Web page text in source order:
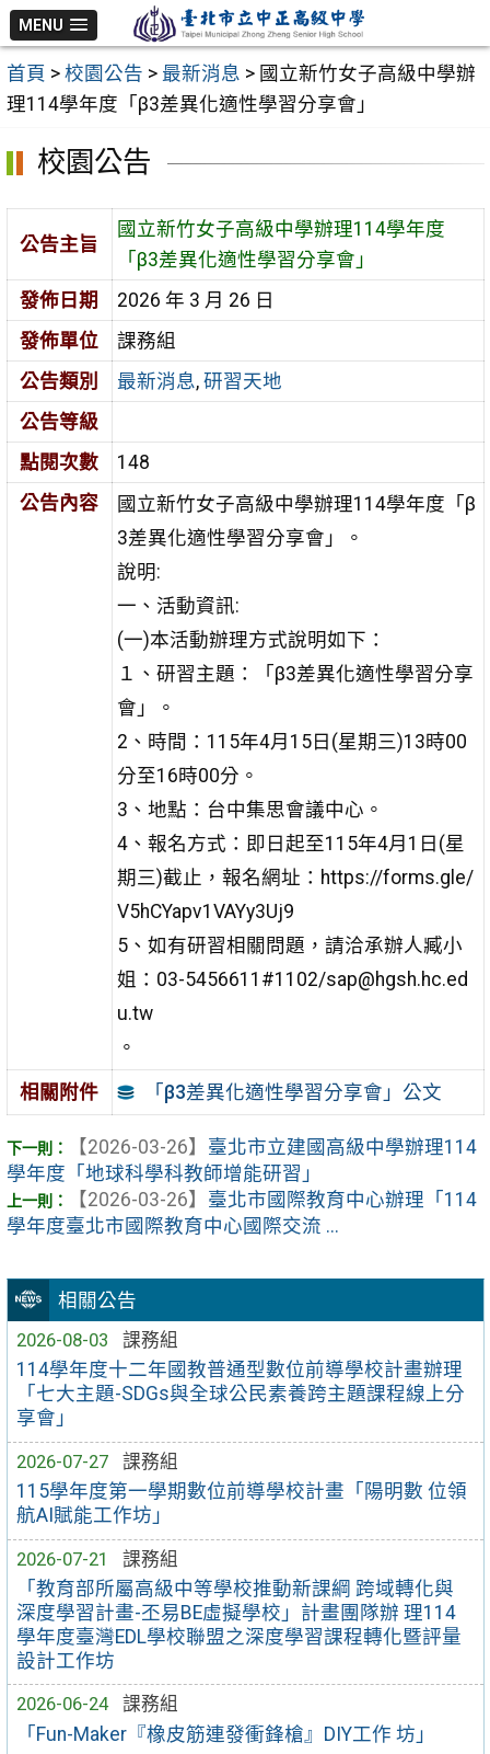
跳
至
主
要
MENU
首頁 > 校園公告 > 最新消息 > 國立新竹女子高級中學辦
理114學年度「β3差異化適性學習分享會」
相關公告
2026-08-03
課務組
114學年度十二年國教普通型數位前導學校計畫辦理
「七大主題-SDGs與全球公民素養跨主題課程線上分
享會」
2026-07-27
課務組
115學年度第一學期數位前導學校計畫「陽明數 位領
航AI賦能工作坊」
2026-07-21
課務組
「教育部所屬高級中等學校推動新課綱 跨域轉化與
深度學習計畫-丕易BE虛擬學校」計畫團隊辦 理114
學年度臺灣EDL學校聯盟之深度學習課程轉化暨評量
設計工作坊
2026-06-24
課務組
「Fun-Maker『橡皮筋連發衝鋒槍』DIY工作 坊」
校園公告
公告主旨
國立新竹女子高級中學辦理114學年度
「β3差異化適性學習分享會」
發佈日期
2026 年 3 月 26 日
發佈單位
課務組
公告類別
最新消息, 研習天地
公告等級
點閱次數
148
公告內容
國立新竹女子高級中學辦理114學年度「β
3差異化適性學習分享會」。
說明:
一、活動資訊:
(一)本活動辦理方式說明如下：
１、研習主題：「β3差異化適性學習分享
會」。
2、時間：115年4月15日(星期三)13時00
分至16時00分。
3、地點：台中集思會議中心。
4、報名方式：即日起至115年4月1日(星
期三)截止，報名網址：https://forms.gle/
V5hCYapv1VAYy3Uj9
5、如有研習相關問題，請洽承辦人臧小
姐：03-5456611#1102/sap@hgsh.hc.ed
u.tw
。
相關附件 「β3差異化適性學習分享會」公文
【2026-03-26】 臺北市立建國高級中學辦理114
學年度「地球科學科教師增能研習」
【2026-03-26】 臺北市國際教育中心辦理「114
學年度臺北市國際教育中心國際交流 ...